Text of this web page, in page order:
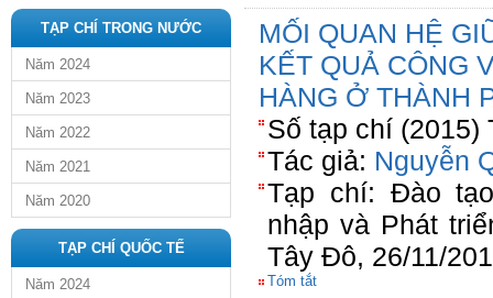
TẠP CHÍ TRONG NƯỚC
Năm 2024
Năm 2023
Năm 2022
Năm 2021
Năm 2020
TẠP CHÍ QUỐC TẾ
Năm 2024
MỐI QUAN HỆ
KẾT QUẢ CÔNG
HÀNG Ở THÀNH
Số tạp chí (2015)
Tác giả: Nguyễn
Tạp chí: Đào
nhập và Phát
Tây Đô, 26/11/
Tóm tắt